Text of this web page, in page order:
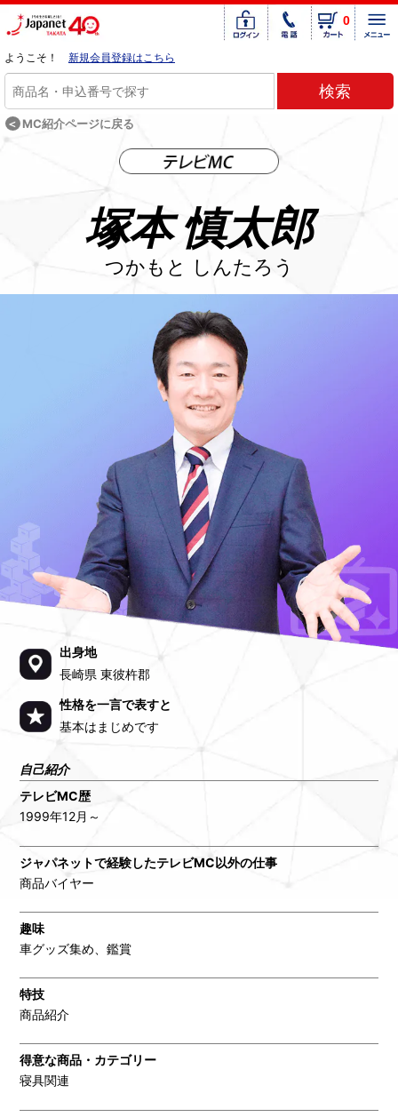
0
ようこそ！ 新規会員登録はこちら
＜ MC紹介ページに戻る
塚本 慎太郎
つかもと しんたろう
出身地
長崎県 東彼杵郡
性格を一言で表すと
基本はまじめです
自己紹介
テレビMC歴
1999年12月～
ジャパネットで経験したテレビMC以外の仕事
商品バイヤー
趣味
車グッズ集め、鑑賞
特技
商品紹介
得意な商品・カテゴリー
寝具関連